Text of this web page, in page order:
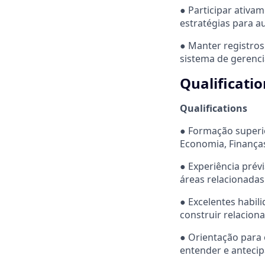
● Participar
estratégias para
● Manter
sistema de
Qualifications
● Formação
Economia,
● Experiência
áreas relacionadas
● Excelentes
construir
● Orientação
entender e